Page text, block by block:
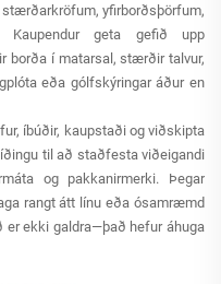
yfirborðsþörfum,
Kaupendur geta gefið upp
borða í matarsal, stærðir talvur,
eða gólfskýringar áður en
íbúðir, kaupstaði og viðskipta
til að staðfesta viðeigandi
og pakkanirmerki. Þegar
rangt átt línu eða ósamræmd
er ekki galdra—það hefur áhuga